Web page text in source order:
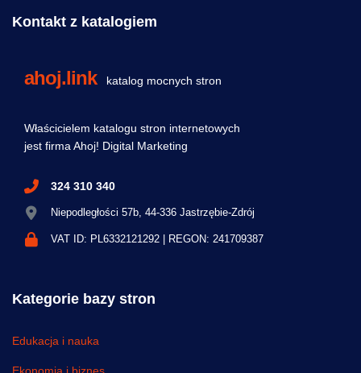
Kontakt z katalogiem
ahoj.link katalog mocnych stron
Właścicielem katalogu stron internetowych
jest firma Ahoj! Digital Marketing
324 310 340
Niepodległości 57b, 44-336 Jastrzębie-Zdrój
VAT ID: PL6332121292 | REGON: 241709387
Kategorie bazy stron
Edukacja i nauka